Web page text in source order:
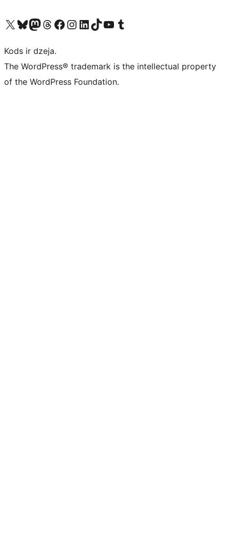
Apmeklējiet mūsu X (agrāk Twitter) kontu
Apmeklējiet mūsu Bluesky kontu
Apmeklējiet mūsu Mastodon kontu
Apmeklējiet mūsu Threads kontu
Apmeklējiet mūsu Facebook lapuApmeklējiet mūsu Instagram kontu
Apmeklējiet mūsu LinkedIn kontu
Apmeklējiet mūsu TikTok kontu
Apmeklējiet mūsu YouTube kanālu
Apmeklējiet mūsu Tumblr kontu
Kods ir dzeja.
The WordPress® trademark is the intellectual property
of the WordPress Foundation.